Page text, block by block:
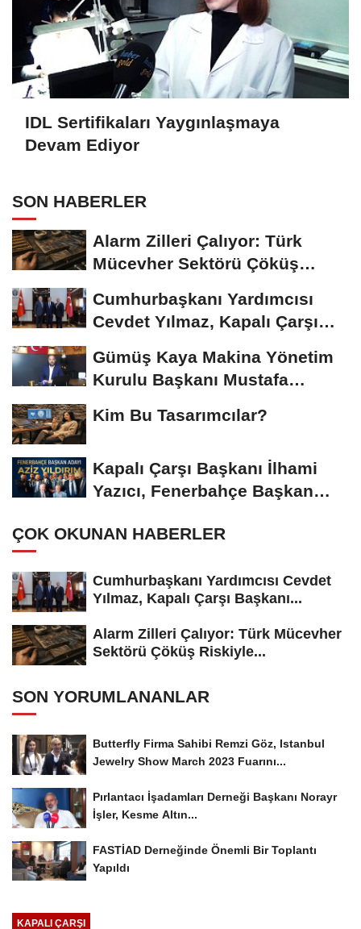
IDL Sertifikaları Yaygınlaşmaya
Devam Ediyor
SON HABERLER
Alarm Zilleri Çalıyor: Türk
Mücevher Sektörü Çöküş
Cumhurbaşkanı Yardımcısı
Cevdet Yılmaz, Kapalı Çarşı
Gümüş Kaya Makina Yönetim
Kurulu Başkanı Mustafa
Kim Bu Tasarımcılar?
Kapalı Çarşı Başkanı İlhami
Yazıcı, Fenerbahçe Başkan
ÇOK OKUNAN HABERLER
Cumhurbaşkanı Yardımcısı Cevdet
Yılmaz, Kapalı Çarşı Başkanı...
Alarm Zilleri Çalıyor: Türk Mücevher
Sektörü Çöküş Riskiyle...
SON YORUMLANANLAR
Butterfly Firma Sahibi Remzi Göz, Istanbul
Jewelry Show March 2023 Fuarını...
Pırlantacı İşadamları Derneği Başkanı Norayr
İşler, Kesme Altın...
FASTİAD Derneğinde Önemli Bir Toplantı
Yapıldı
KAPALI ÇARŞI